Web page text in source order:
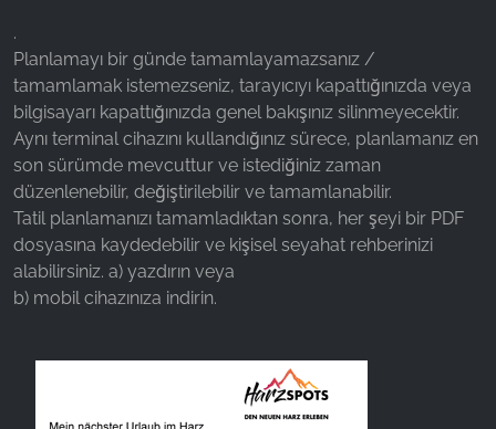
.
Planlamayı bir günde tamamlayamazsanız /
tamamlamak istemezseniz, tarayıcıyı kapattığınızda veya
bilgisayarı kapattığınızda genel bakışınız silinmeyecektir.
Aynı terminal cihazını kullandığınız sürece, planlamanız en
son sürümde mevcuttur ve istediğiniz zaman
düzenlenebilir, değiştirilebilir ve tamamlanabilir.
Tatil planlamanızı tamamladıktan sonra, her şeyi bir PDF
dosyasına kaydedebilir ve kişisel seyahat rehberinizi
alabilirsiniz. a) yazdırın veya
b) mobil cihazınıza indirin.
Purpose:
Web sitesi kullanımına ilişkin istatistiklerin
toplanması
Cookie duration:
24 saat - 2 yıl